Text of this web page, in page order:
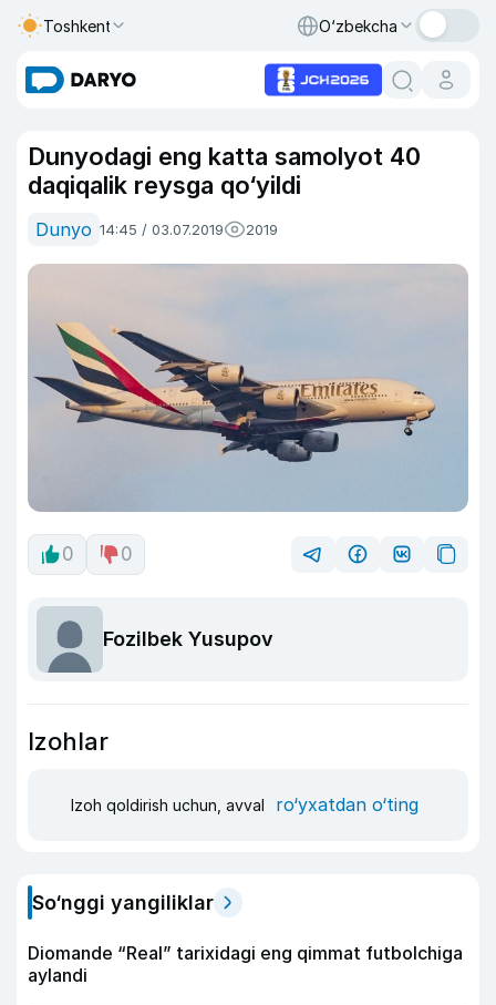
Toshkent O‘zbekcha
Dunyodagi eng katta samolyot 40
daqiqalik reysga qo‘yildi
Dunyo 14:45 / 03.07.2019 2019
0 0
Fozilbek Yusupov
Izohlar
Izoh qoldirish uchun, avval ro‘yxatdan o‘ting
So‘nggi yangiliklar
Diomande “Real” tarixidagi eng qimmat futbolchiga
aylandi